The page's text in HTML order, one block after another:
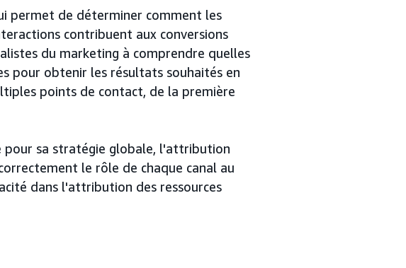
permet de déterminer comment les
contribuent aux conversions
du marketing à comprendre quelles
pour obtenir les résultats souhaités en
points de contact, de la première
pour sa stratégie globale, l'attribution
le rôle de chaque canal au
dans l'attribution des ressources